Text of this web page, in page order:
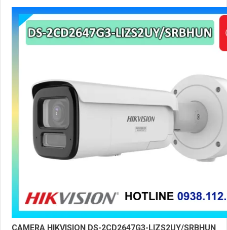
CAMERA HIKVISION DS-2CD2647G3-LIZS2UY/SRBHUN